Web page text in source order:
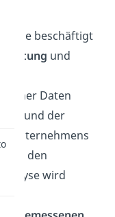
Sie beschäftigt
und
Daten
und der
Unternehmens
Aus den
wird